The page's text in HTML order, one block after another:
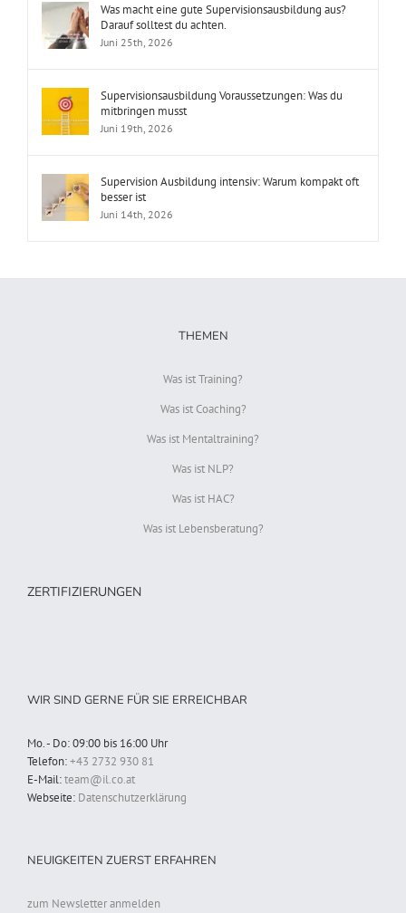
Was macht eine gute Supervisionsausbildung aus?
Darauf solltest du achten.
Juni 25th, 2026
Supervisionsausbildung Voraussetzungen: Was du
mitbringen musst
Juni 19th, 2026
Supervision Ausbildung intensiv: Warum kompakt oft
besser ist
Juni 14th, 2026
THEMEN
Was ist Training?
Was ist Coaching?
Was ist Mentaltraining?
Was ist NLP?
Was ist HAC?
Was ist Lebensberatung?
ZERTIFIZIERUNGEN
WIR SIND GERNE FÜR SIE ERREICHBAR
Mo. - Do: 09:00 bis 16:00 Uhr
Telefon:+43 2732 930 81
E-Mail:team@il.co.at
Webseite: Datenschutzerklärung
NEUIGKEITEN ZUERST ERFAHREN
zum Newsletter anmelden